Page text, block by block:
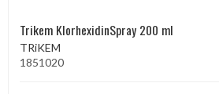
Trikem KlorhexidinSpray 200 ml
TRiKEM
1851020